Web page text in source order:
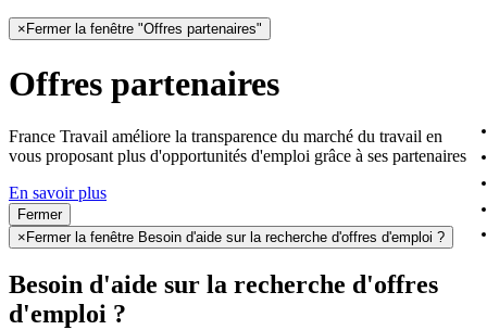
× Fermer la fenêtre "Offres partenaires"
Offres partenaires
France Travail améliore la transparence du marché du travail en
vous proposant plus d'opportunités d'emploi grâce à ses partenaires
En savoir plus
Fermer
× Fermer la fenêtre Besoin d'aide sur la recherche d'offres d'emploi ?
Besoin d'aide sur la recherche d'offres
d'emploi ?